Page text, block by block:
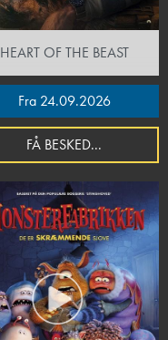
HEART OF THE BEAST
Fra 24.09.2026
FÅ BESKED...